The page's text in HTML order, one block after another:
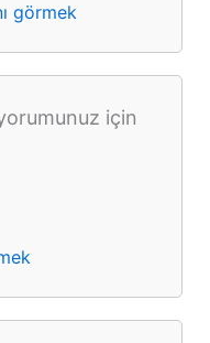
görmek
için